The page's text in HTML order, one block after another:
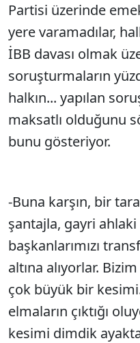
Partisi üzerinde
yere varamadılar,
İBB davası olmak
soruşturmaların
halkın... yapılan
maksatlı olduğunu
bunu gösteriyor.
-Buna karşın, bir
şantajla, gayri
başkanlarımızı
altına alıyorlar.
çok büyük bir
elmaların çıktığı
kesimi dimdik